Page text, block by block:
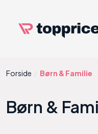
Forside Børn & Familie
Børn &